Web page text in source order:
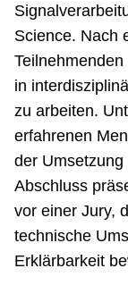
Science. Nach
in
zu arbeiten.
erfahrenen
der
Abschluss
vor einer Jury,
technische
Erklärbarkeit